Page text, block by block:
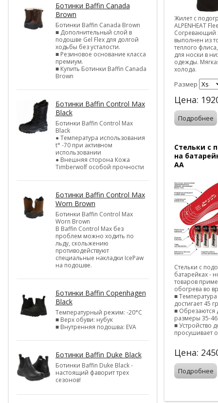
Ботинки Baffin Canada
Brown
Ботинки Baffin Canada Brown
■ Дополнительный слой в
подошве Gel Flex для долгой
ходьбы без усталости.
■ Резиновое основание класса
премиум.
■ Купить Ботинки Baffin Canada
Brown
Ботинки Baffin Control Max
Black
Ботинки Baffin Control Max
Black
● Температура использования
t° -70 при активном
использовании
● Внешняя сторона Кожа
Timberwolf особой прочности
Ботинки Baffin Control Max
Worn Brown
Ботинки Baffin Control Max
Worn Brown
В Baffin Control Max без
проблем можно ходить по
льду, скольжению
противодействуют
специальные накладки IcePaw
на подошве.
Ботинки Baffin Copenhagen
Black
Температурный режим: -20°С
■ Верх обуви: нубук
■ Внутренняя подошва: EVA
Ботинки Baffin Duke Black
Ботинки Baffin Duke Black -
настоящий фаворит трех
сезонов!
Жилет с
ALPENHEAT
Согревающий
выполнен из
теплого
для носки в
одежды.
холода.
Размер
Цена:
Подробнее
Стельки с
на
AA
Стельки с
батарейках -
товаров
обогрева во
■
достигает 45
■ Обрезаются
размеры 35-46
■ Устройство
просушивает
Цена:
Подробнее